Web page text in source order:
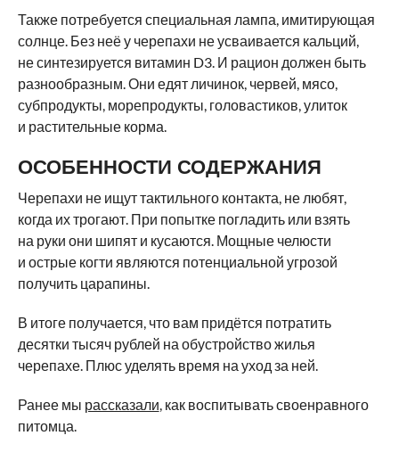
Также потребуется специальная лампа, имитирующая
солнце. Без неё у черепахи не усваивается кальций,
не синтезируется витамин D3. И рацион должен быть
разнообразным. Они едят личинок, червей, мясо,
субпродукты, морепродукты, головастиков, улиток
и растительные корма.
ОСОБЕННОСТИ СОДЕРЖАНИЯ
Черепахи не ищут тактильного контакта, не любят,
когда их трогают. При попытке погладить или взять
на руки они шипят и кусаются. Мощные челюсти
и острые когти являются потенциальной угрозой
получить царапины.
В итоге получается, что вам придётся потратить
десятки тысяч рублей на обустройство жилья
черепахе. Плюс уделять время на уход за ней.
Ранее мы рассказали, как воспитывать своенравного
питомца.